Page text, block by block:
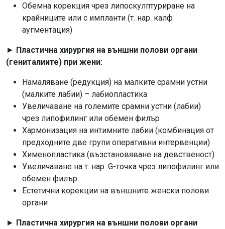
Обемна корекция чрез липоскулптуриране на
крайниците или с импланти (т. нар. калф
аугментация)
► Пластична хирургия на външни полови органи
(гениталиите) при жени:
Намаляване (редукция) на малките срамни устни
(малките лабии) – лабиопластика
Увеличаване на големите срамни устни (лабии)
чрез липофилинг или обемен филър
Хармонизация на интимните лабии (комбинация от
предходните две групи оперативни интервенции)
Хименопластика (възстановяване на девственост)
Увеличаване на т. нар. G-точка чрез липофилинг или
обемен филър
Естетични корекции на външните женски полови
органи
► Пластична хирургия на външни полови органи